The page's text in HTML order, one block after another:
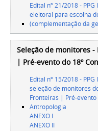
Edital nº 21/2018 -
eleitoral para escolha
(complementação da
Seleção de monitores
| Pré-evento do 18º
Edital nº 15/2018 -
seleção de monitores
Fronteiras | Pré-evento
Antropologia
ANEXO I
ANEXO II